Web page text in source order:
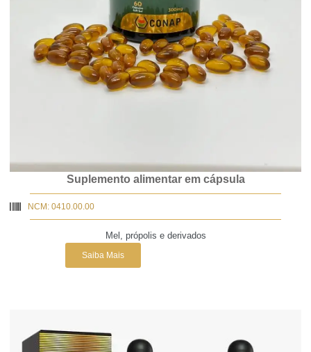
Suplemento alimentar em cápsula
NCM: 0410.00.00
Mel, própolis e derivados
Saiba Mais